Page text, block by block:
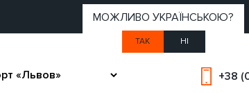
МОЖЛИВО УКРАЇНСЬКОЮ?
ТАК НІ
+38